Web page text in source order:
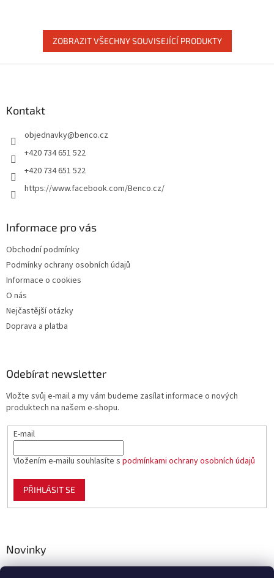
20Hmotnost: 4,93...
ZOBRAZIT VŠECHNY SOUVISEJÍCÍ PRODUKTY
Kontakt
objednavky@benco.cz
+420 734 651 522
+420 734 651 522
https://www.facebook.com/Benco.cz/
Informace pro vás
Obchodní podmínky
Podmínky ochrany osobních údajů
Informace o cookies
O nás
Nejčastější otázky
Doprava a platba
Odebírat newsletter
Vložte svůj e-mail a my vám budeme zasílat informace o nových
produktech na našem e-shopu.
E-mail
Vložením e-mailu souhlasíte s podmínkami ochrany osobních údajů
PŘIHLÁSIT SE
Novinky